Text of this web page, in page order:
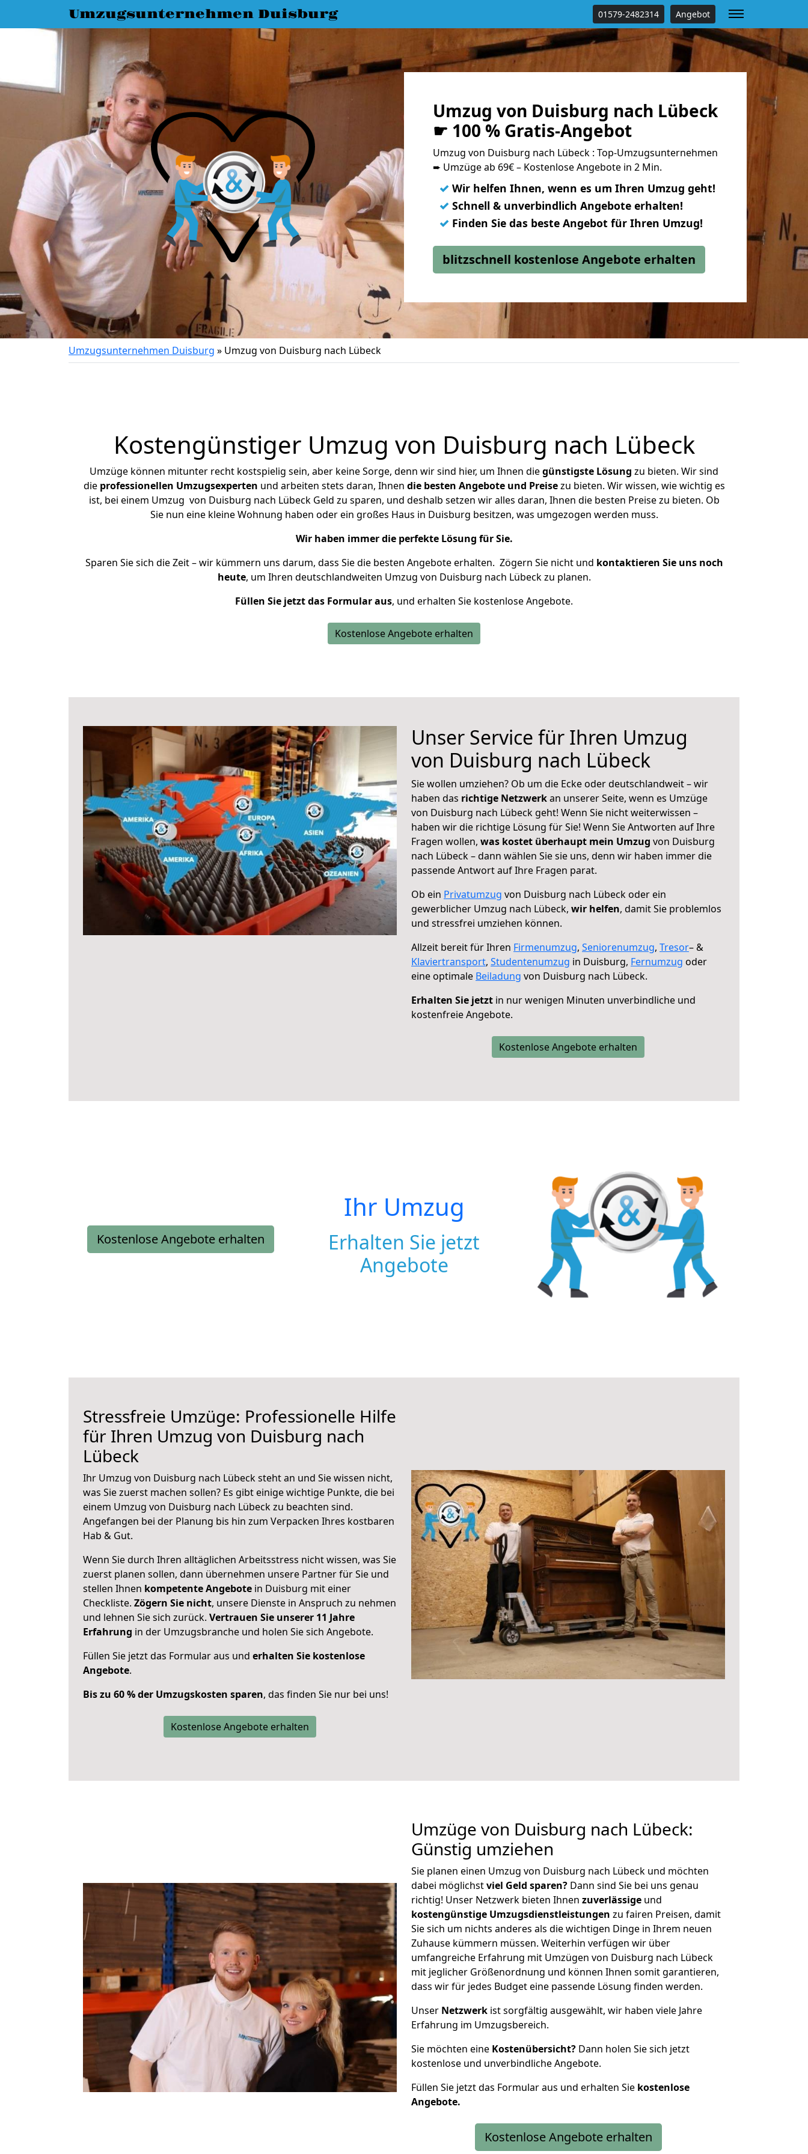
Umzugsunternehmen Duisburg 01579-2482314 Angebot
Umzug von Duisburg nach Lübeck
☛ 100 % Gratis-Angebot
Umzug von Duisburg nach Lübeck : Top-Umzugsunternehmen
➨ Umzüge ab 69€ – Kostenlose Angebote in 2 Min.
✓ Wir helfen Ihnen, wenn es um Ihren Umzug geht!
✓ Schnell & unverbindlich Angebote erhalten!
✓ Finden Sie das beste Angebot für Ihren Umzug!
blitzschnell kostenlose Angebote erhalten
Umzugsunternehmen Duisburg » Umzug von Duisburg nach Lübeck
Kostengünstiger Umzug von Duisburg nach Lübeck
Umzüge können mitunter recht kostspielig sein, aber keine Sorge, denn wir sind hier, um Ihnen diegünstigste Lösung zu bieten. Wir sind
die professionellen Umzugsexperten und arbeiten stets daran, Ihnen die besten Angebote und Preisezu bieten. Wir wissen, wie wichtig es
ist, bei einem Umzug von Duisburg nach Lübeck Geld zu sparen, und deshalb setzen wir alles daran, Ihnen die besten Preise zu bieten. Ob
Sie nun eine kleine Wohnung haben oder ein großes Haus in Duisburg besitzen, was umgezogen werden muss.
Wir haben immer die perfekte Lösung für Sie.
Sparen Sie sich die Zeit – wir kümmern uns darum, dass Sie die besten Angebote erhalten. Zögern Sie nicht und kontaktieren Sie uns noch
heute, um Ihren deutschlandweiten Umzug von Duisburg nach Lübeck zu planen.
Füllen Sie jetzt das Formular aus, und erhalten Sie kostenlose Angebote.
Kostenlose Angebote erhalten
Unser Service für Ihren Umzug
von Duisburg nach Lübeck
Sie wollen umziehen? Ob um die Ecke oder deutschlandweit – wir
haben das richtige Netzwerkan unserer Seite, wenn es Umzüge
von Duisburg nach Lübeck geht! Wenn Sie nicht weiterwissen –
haben wir die richtige Lösung für Sie! Wenn Sie Antworten auf Ihre
Fragen wollen, was kostet überhaupt mein Umzug von Duisburg
nach Lübeck – dann wählen Sie sie uns, denn wir haben immer die
passende Antwort auf Ihre Fragen parat.
Ob ein Privatumzug von Duisburg nach Lübeck oder ein
gewerblicher Umzug nach Lübeck, wir helfen, damit Sie problemlos
und stressfrei umziehen können.
Allzeit bereit für Ihren Firmenumzug, Seniorenumzug, Tresor– &
Klaviertransport, Studentenumzug in Duisburg, Fernumzug oder
eine optimale Beiladung von Duisburg nach Lübeck.
Erhalten Sie jetzt in nur wenigen Minuten unverbindliche und
kostenfreie Angebote.
Kostenlose Angebote erhalten
Kostenlose Angebote erhalten
Ihr Umzug
Erhalten Sie jetzt
Angebote
Stressfreie Umzüge: Professionelle Hilfe
für Ihren Umzug von Duisburg nach
Lübeck
Ihr Umzug von Duisburg nach Lübeck steht an und Sie wissen nicht,
was Sie zuerst machen sollen? Es gibt einige wichtige Punkte, die bei
einem Umzug von Duisburg nach Lübeck zu beachten sind.
Angefangen bei der Planung bis hin zum Verpacken Ihres kostbaren
Hab & Gut.
Wenn Sie durch Ihren alltäglichen Arbeitsstress nicht wissen, was Sie
zuerst planen sollen, dann übernehmen unsere Partner für Sie und
stellen Ihnen kompetente Angebote in Duisburg mit einer
Checkliste. Zögern Sie nicht, unsere Dienste in Anspruch zu nehmen
und lehnen Sie sich zurück. Vertrauen Sie unserer 11 Jahre
Erfahrung in der Umzugsbranche und holen Sie sich Angebote.
Füllen Sie jetzt das Formular aus und erhalten Sie kostenlose
Angebote.
Bis zu 60 % der Umzugskosten sparen, das finden Sie nur bei uns!
Kostenlose Angebote erhalten
Umzüge von Duisburg nach Lübeck:
Günstig umziehen
Sie planen einen Umzug von Duisburg nach Lübeck und möchten
dabei möglichstviel Geld sparen? Dann sind Sie bei uns genau
richtig! Unser Netzwerk bieten Ihnen zuverlässige und
kostengünstige Umzugsdienstleistungen zu fairen Preisen, damit
Sie sich um nichts anderes als die wichtigen Dinge in Ihrem neuen
Zuhause kümmern müssen. Weiterhin verfügen wir über
umfangreiche Erfahrung mit Umzügen von Duisburg nach Lübeck
mit jeglicher Größenordnung und können Ihnen somit garantieren,
dass wir für jedes Budget eine passende Lösung finden werden.
Unser Netzwerk ist sorgfältig ausgewählt, wir haben viele Jahre
Erfahrung im Umzugsbereich.
Sie möchten eine Kostenübersicht? Dann holen Sie sich jetzt
kostenlose und unverbindliche Angebote.
Füllen Sie jetzt das Formular aus und erhalten Sie kostenlose
Angebote.
Kostenlose Angebote erhalten